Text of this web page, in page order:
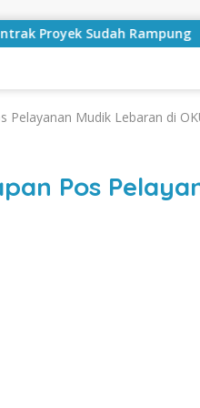
Rampung Bulan
Pelayanan Mudik Lebaran di
Pos